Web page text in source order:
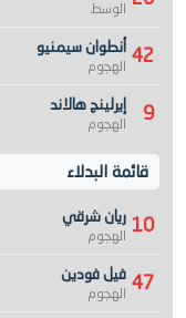
الوسط
42 أنطوان سيمنيو
الهجوم
9 إيرلينج هالاند
الهجوم
قائمة البدلاء
10 ريان شرقي
الهجوم
47 فيل فودين
الهجوم